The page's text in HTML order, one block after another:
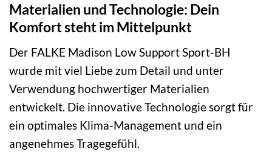
Materialien und Technologie: Dein
Komfort steht im Mittelpunkt
Der FALKE Madison Low Support Sport-BH
wurde mit viel Liebe zum Detail und unter
Verwendung hochwertiger Materialien
entwickelt. Die innovative Technologie sorgt für
ein optimales Klima-Management und ein
angenehmes Tragegefühl.